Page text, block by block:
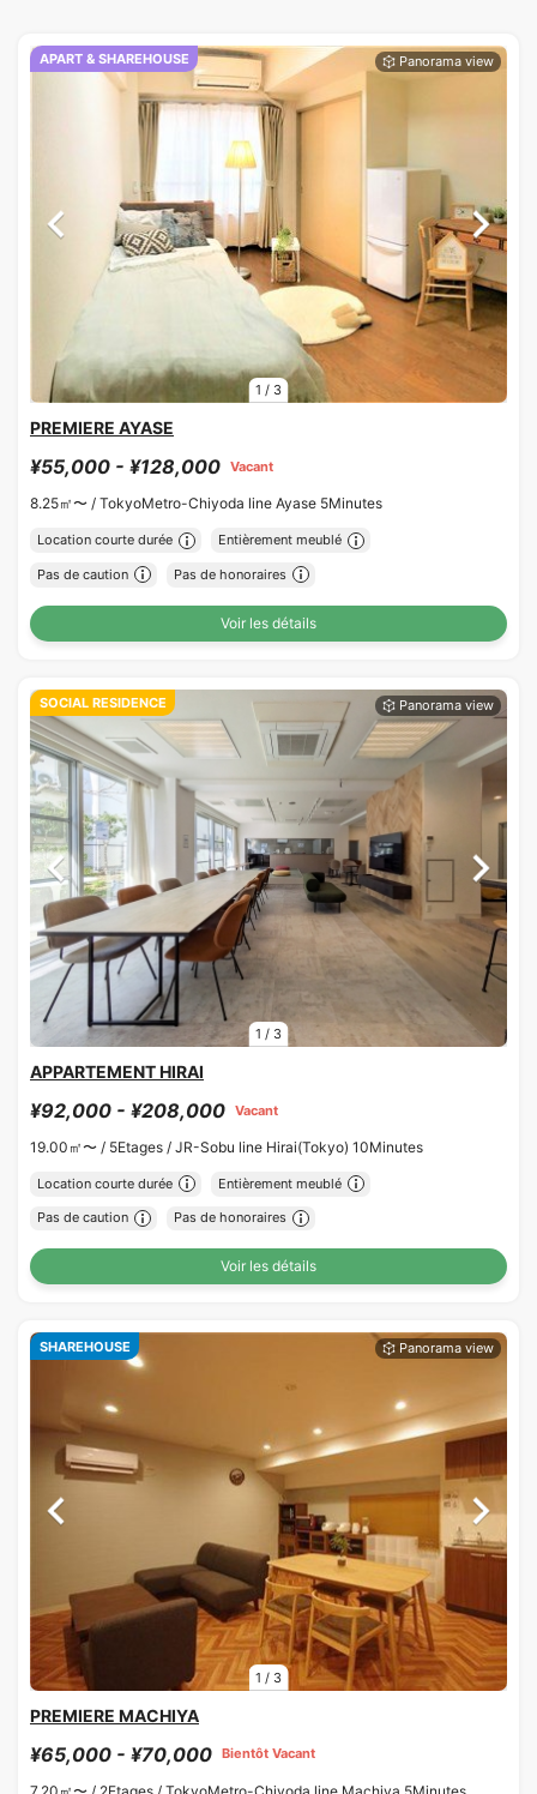
1 / 3
APART & SHAREHOUSE
PREMIERE AYASE
¥55,000 - ¥128,000 Vacant
8.25㎡〜 / TokyoMetro-Chiyoda line Ayase 5Minutes
Location courte durée Entièrement meublé
Pas de caution Pas de honoraires
Voir les détails
1 / 3
SOCIAL RESIDENCE
APPARTEMENT HIRAI
¥92,000 - ¥208,000 Vacant
19.00㎡〜 / 5Etages / JR-Sobu line Hirai(Tokyo) 10Minutes
Location courte durée Entièrement meublé
Pas de caution Pas de honoraires
Voir les détails
1 / 3
SHAREHOUSE
PREMIERE MACHIYA
¥65,000 - ¥70,000 Bientôt Vacant